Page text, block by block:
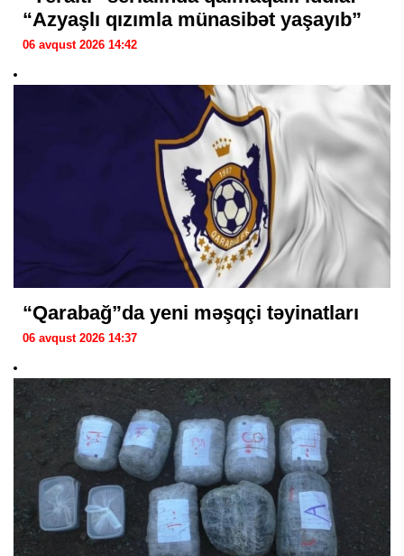
“Azyaşlı qızımla münasibət yaşayıb”
06 avqust 2026 14:42
“Qarabağ”da yeni məşqçi təyinatları
06 avqust 2026 14:37